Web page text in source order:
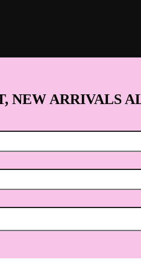
NEW ARRIVALS